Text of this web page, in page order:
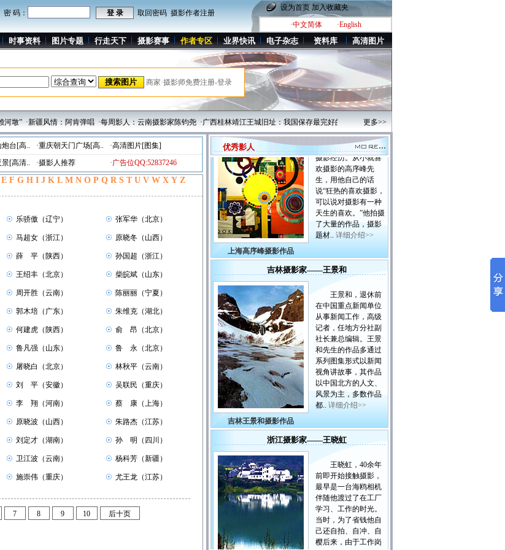
码： 取回密码 摄影作者注册
设为首页 加入收藏夹
·中文简体
·English
时事资料 图片专题 行走天下 摄影赛事 作者专区 业界快讯 电子杂志 资料库 高清图片
商家·摄影师免费注册-登录
墩” ·新疆风情：阿肯弹唱 ·每周影人：云南摄影家陈钧尧 ·广西桂林靖江王城旧址：我国保存最完好的明朝藩王府第 ·中国第一所国立综合性大学——北京
更多>>
炮台[高.. ·重庆朝天门广场[高..
·高清图片[图集]
景[高清.. ·摄影人推荐 ·广告位QQ:52837246
E F G H I J K L M N O P Q R S T U V W X Y Z
☉ 乐骄傲（辽宁） ☉ 张军华（北京）
☉ 马超女（浙江） ☉ 原晓冬（山西）
☉ 薛 平（陕西） ☉ 孙国超（浙江）
☉ 王绍丰（北京） ☉ 柴皖斌（山东）
☉ 周开胜（云南） ☉ 陈丽丽（宁夏）
☉ 郭木培（广东） ☉ 朱维克（湖北）
☉ 何建虎（陕西） ☉ 俞 昂（北京）
☉ 鲁凡强（山东） ☉ 鲁 永（北京）
☉ 屠晓白（北京） ☉ 林秋平（云南）
☉ 刘 平（安徽） ☉ 吴联民（重庆）
☉ 李 翔（河南） ☉ 蔡 康（上海）
☉ 原晓波（山西） ☉ 朱路杰（江苏）
☉ 刘定才（湖南） ☉ 孙 明（四川）
☉ 卫江波（云南） ☉ 杨科芳（新疆）
☉ 施崇伟（重庆） ☉ 尤王龙（江苏）
7 8 9 10 后十页
优秀影人
河北连勇摄影作品
河北省摄影家协会。
连勇先生的摄影题材
广泛，对特写镜头的
细节“刻画”总是精致
细腻，而对一些有意..
详细介绍>>
上海摄影家——高序峰
上海高序峰摄影作品
高序峰，自由摄
影师，摄影科班出
身。至今有十余年的
摄影经历。从小就喜
欢摄影的高序峰先
生，用他自己的话
说“狂热的喜欢摄影，
可以说对摄影有一种
天生的喜欢。”他拍摄
了大量的作品，摄影
题材..详细介绍>>
吉林摄影家——王景和
吉林王景和摄影作品
王景和，退休前
在中国重点新闻单位
从事新闻工作，高级
记者，任地方分社副
社长兼总编辑。王景
和先生的作品多通过
系列图集形式以新闻
视角讲故事，其作品
以中国北方的人文、
风景为主，多数作品
都..详细介绍>>
浙江摄影家——王晓虹
王晓虹，40余年
前即开始接触摄影，
最早是一台海鸥相机
伴随他渡过了在工厂
学习、工作的时光。
当时，为了省钱他自
己还自拍、自冲、自
樱后来，由于工作岗
位的变动，暂时放下